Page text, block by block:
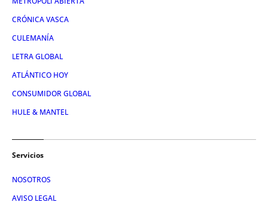
CRÓNICA VASCA
CULEMANÍA
LETRA GLOBAL
ATLÁNTICO HOY
CONSUMIDOR GLOBAL
HULE & MANTEL
Servicios
NOSOTROS
AVISO LEGAL